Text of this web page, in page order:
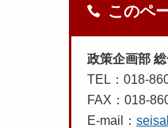
このペ
政策企画部
TEL：018-
FAX：018-
E-mail：